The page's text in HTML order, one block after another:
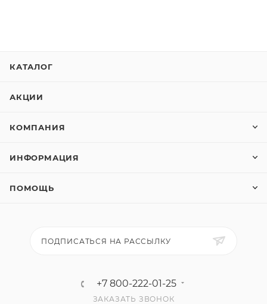
КАТАЛОГ
АКЦИИ
КОМПАНИЯ
ИНФОРМАЦИЯ
ПОМОЩЬ
ПОДПИСАТЬСЯ НА РАССЫЛКУ
+7 800-222-01-25
ЗАКАЗАТЬ ЗВОНОК